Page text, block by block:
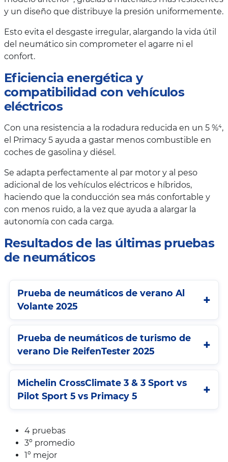
y un diseño que distribuye la presión uniformemente.
Esto evita el desgaste irregular, alargando la vida útil
del neumático sin comprometer el agarre ni el
confort.
Eficiencia energética y
compatibilidad con vehículos
eléctricos
Con una resistencia a la rodadura reducida en un 5 %⁴,
el Primacy 5 ayuda a gastar menos combustible en
coches de gasolina y diésel.
Se adapta perfectamente al par motor y al peso
adicional de los vehículos eléctricos e híbridos,
haciendo que la conducción sea más confortable y
con menos ruido, a la vez que ayuda a alargar la
autonomía con cada carga.
Resultados de las últimas pruebas
de neumáticos
Prueba de neumáticos de verano Al
Volante 2025
Prueba de neumáticos de turismo de
verano Die ReifenTester 2025
Michelin CrossClimate 3 & 3 Sport vs
Pilot Sport 5 vs Primacy 5
4 pruebas
3º promedio
1º mejor